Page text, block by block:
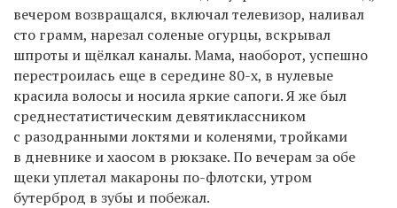
вечером возвращался, включал телевизор, наливал
сто грамм, нарезал соленые огурцы, вскрывал
шпроты и щёлкал каналы. Мама, наоборот, успешно
перестроилась еще в середине 80-х, в нулевые
красила волосы и носила яркие сапоги. Я же был
среднестатистическим девятиклассником
с разодранными локтями и коленями, тройками
в дневнике и хаосом в рюкзаке. По вечерам за обе
щеки уплетал макароны по-флотски, утром
бутерброд в зубы и побежал.